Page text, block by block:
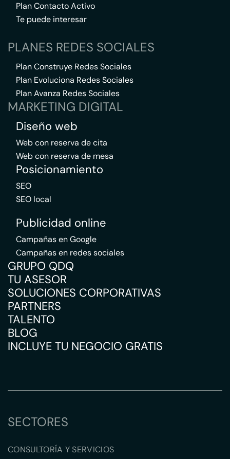
Plan Contacto Activo
Te puede interesar
PLANES REDES SOCIALES
Plan Construye Redes Sociales
Plan Evoluciona Redes Sociales
Plan Avanza Redes Sociales
MARKETING DIGITAL
Diseño web
Web con reserva de cita
Web con reserva de mesa
Posicionamiento
SEO
SEO local
Publicidad online
Campañas en Google
Campañas en redes sociales
GRUPO QDQ
TU ASESOR
SOLUCIONES CORPORATIVAS
PARTNERS
TALENTO
BLOG
INCLUYE TU NEGOCIO GRATIS
SECTORES
CONSULTORÍA Y SERVICIOS